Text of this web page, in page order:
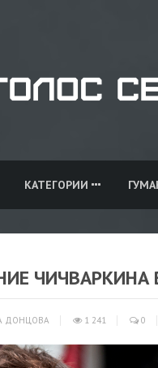
КАТЕГОРИИ
ЧИЧВАРКИНА
ДОНЦОВА 1 241 0